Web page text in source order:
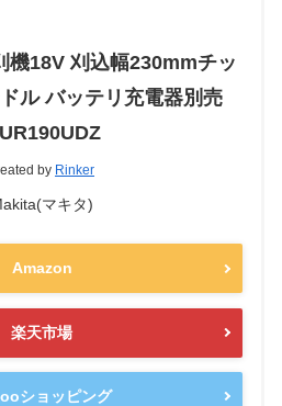
機18V 刈込幅230mmチッ
ル バッテリ充電器別売
by Rinker
マキタ)
Amazon
楽天市場
ショッピング